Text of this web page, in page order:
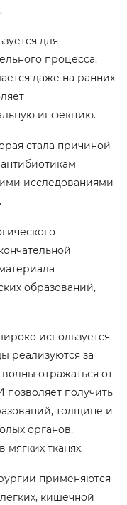
для
процесса.
даже на ранних
инфекцию.
стала причиной
исследованиями
образований,
используется
реализуются за
отражаться от
позволяет получить
толщине и
органов,
мягких тканях.
применяются
кишечной